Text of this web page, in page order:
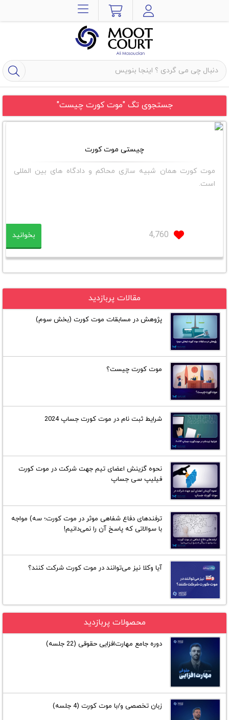
جستجوی تگ "موت کورت چیست"
چیستی موت کورت
موت کورت همان شبیه سازی محاکم و دادگاه های بین المللی
است.
4,760 بخوانید
مقالات پربازدید
پژوهش در مسابقات موت کورت (بخش سوم)
موت کورت چیست؟
شرایط ثبت نام در موت کورت جساپ 2024
نحوه گزینش اعضای تیم جهت شرکت در موت کورت
فیلیپ سی جساپ
ترفند‌های دفاع شفاهی موثر در موت کورت؛ سه) مواجه
با سوالاتی که پاسخ آن را نمی‌دانیم!
آیا وکلا نیز می‌توانند در موت کورت شرکت کنند؟
محصولات پربازدید
دوره جامع مهارت‌افزایی حقوقی (22 جلسه)
زبان تخصصی و/با موت کورت (4 جلسه)